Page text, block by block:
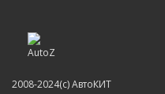
2008-2024(c) АвтоКИТ